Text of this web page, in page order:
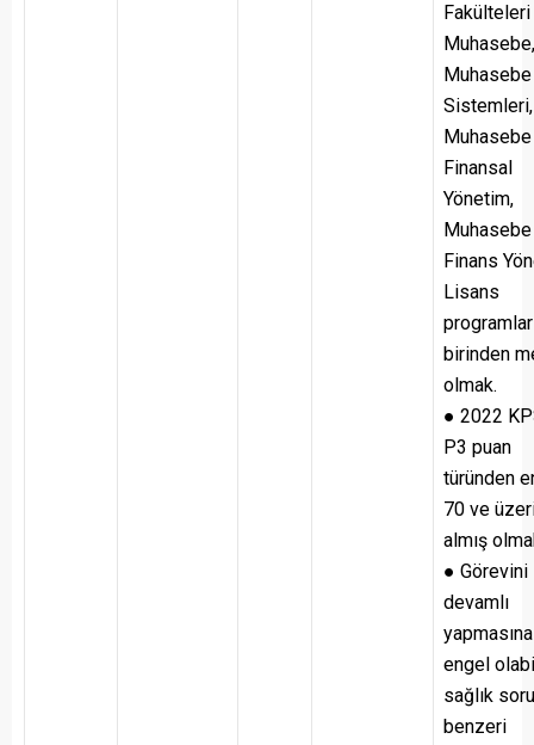
Muhasebe,
Sistemleri,
Muhasebe
Finansal
Yönetim,
Finans
Lisans
birinden
olmak.
● 2022
P3 puan
türünden
70 ve
almış
● Görevini
devamlı
yapmasına
engel
sağlık
benzeri